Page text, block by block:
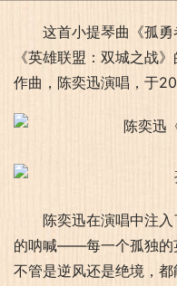
这首小提琴曲《孤
《英雄联盟：双城之战
作曲，陈奕迅演唱，于
陈奕迅在演唱中注
的呐喊——每一个孤独的
不管是逆风还是绝境，都